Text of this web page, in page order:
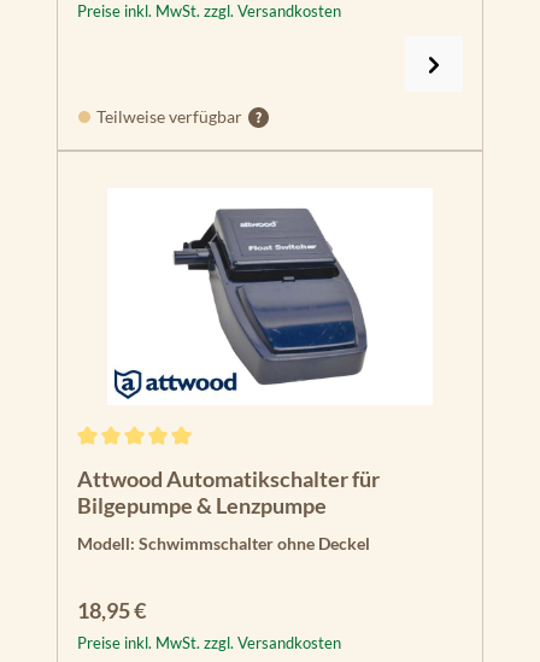
Preise inkl. MwSt. zzgl. Versandkosten
Teilweise verfügbar
Attwood Automatikschalter für
Bilgepumpe & Lenzpumpe
Modell: Schwimmschalter ohne Deckel
Regulärer Preis:
18,95 €
Preise inkl. MwSt. zzgl. Versandkosten